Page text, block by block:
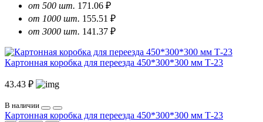
от 500 шт. 171.06 ₽
от 1000 шт. 155.51 ₽
от 3000 шт. 141.37 ₽
Картонная коробка для переезда 450*300*300 мм Т-23
43.43 ₽
В наличии
Картонная коробка для переезда 450*300*300 мм Т-23